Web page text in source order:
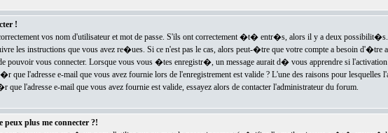
!
vos nom d'utilisateur et mot de passe. S'ils ont correctement �t� entr�s, alors il y a deux
les instructions que vous avez re�ues. Si ce n'est pas le cas, alors peut-�tre que votre compte a besoin
pouvoir vous connecter. Lorsque vous vous �tes enregistr�, un message aurait d� vous apprendre si
l'adresse e-mail que vous avez fournie lors de l'enregistrement est valide ? L'une des raisons pour
l'adresse e-mail que vous avez fournie est valide, essayez alors de contacter l'administrateur du forum.
plus me connecter ?!